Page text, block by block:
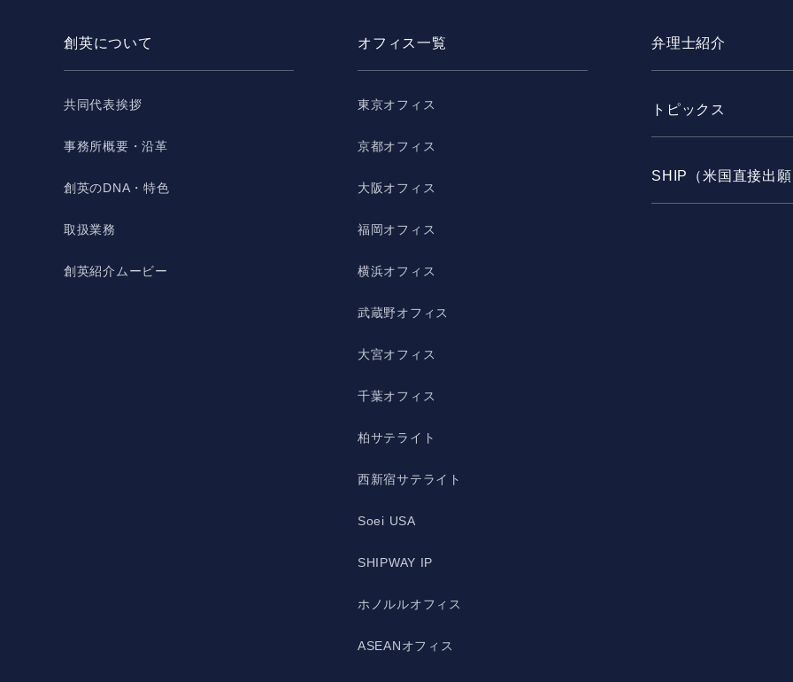
創英について
共同代表挨拶
事務所概要・沿革
創英のDNA・特色
取扱業務
創英紹介ムービー
オフィス一覧
東京オフィス
京都オフィス
大阪オフィス
福岡オフィス
横浜オフィス
武蔵野オフィス
大宮オフィス
千葉オフィス
柏サテライト
西新宿サテライト
Soei USA
SHIPWAY IP
ホノルルオフィス
ASEANオフィス
弁理士紹介
トピックス
SHIP（米国直接出